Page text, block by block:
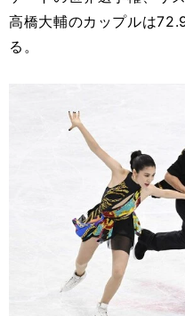
高橋大輔のカップルは
る。